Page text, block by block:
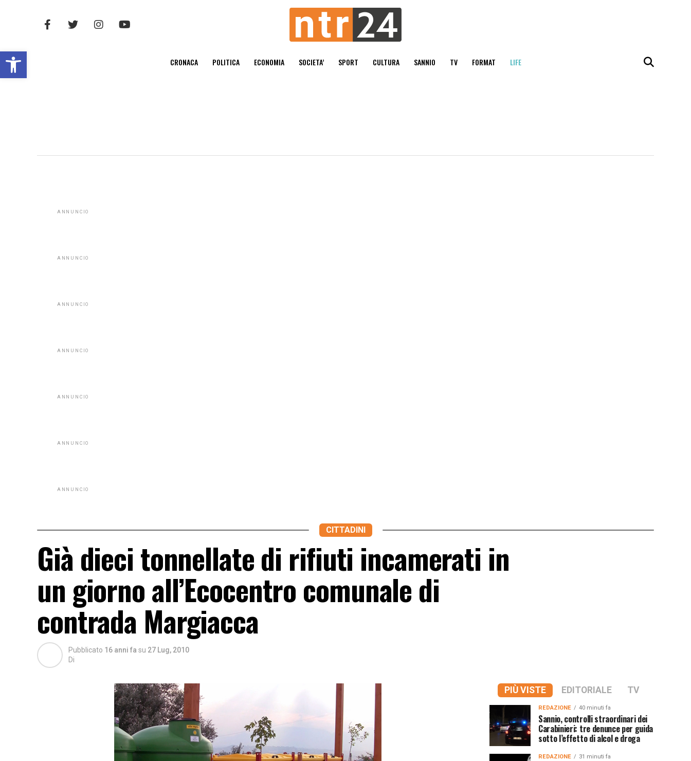
Open toolbar CRONACA POLITICA ECONOMIA SOCIETA’ SPORT CULTURA SANNIO TV FORMAT LIFE
ANNUNCIO
ANNUNCIO
ANNUNCIO
ANNUNCIO
ANNUNCIO
ANNUNCIO
ANNUNCIO
CITTADINI
Già dieci tonnellate di rifiuti incamerati in
un giorno all’Ecocentro comunale di
contrada Margiacca
Pubblicato 16 anni fa su 27 Lug, 2010
Di
PIÙ VISTE EDITORIALE TV
REDAZIONE 40 minuti fa
Sannio, controlli straordinari dei
Carabinieri: tre denunce per guida
sotto l’effetto di alcol e droga
REDAZIONE 31 minuti fa